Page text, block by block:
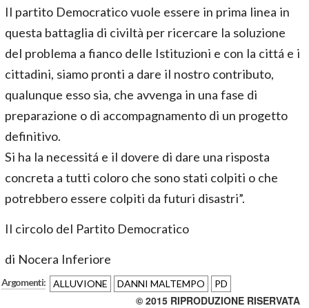
Il partito Democratico vuole essere in prima linea in
questa battaglia di civiltà per ricercare la soluzione
del problema a fianco delle Istituzioni e con la cittá e i
cittadini, siamo pronti a dare il nostro contributo,
qualunque esso sia, che avvenga in una fase di
preparazione o di accompagnamento di un progetto
definitivo.
Si ha la necessitá e il dovere di dare una risposta
concreta a tutti coloro che sono stati colpiti o che
potrebbero essere colpiti da futuri disastri”.
Il circolo del Partito Democratico
di Nocera Inferiore
Argomenti: ALLUVIONE DANNI MALTEMPO PD
© 2015 RIPRODUZIONE RISERVATA